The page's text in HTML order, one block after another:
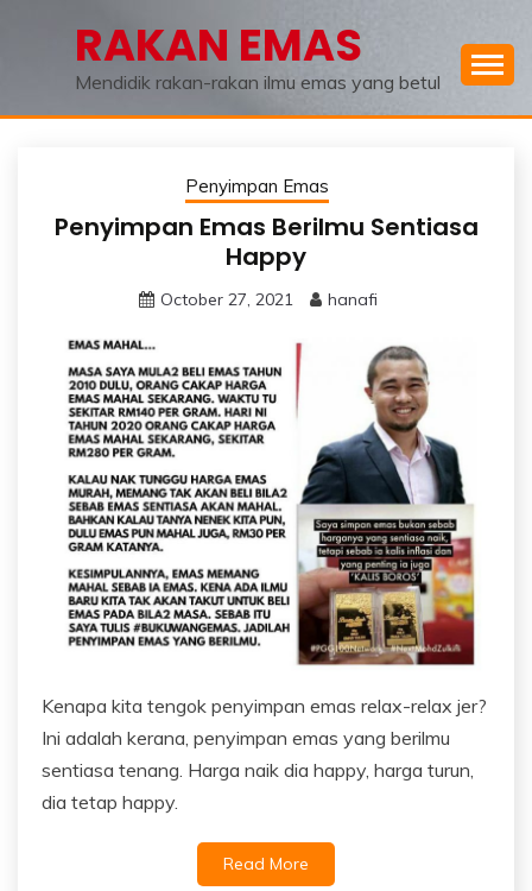
RAKAN EMAS
Mendidik rakan-rakan ilmu emas yang betul
Penyimpan Emas
Penyimpan Emas Berilmu Sentiasa
Happy
October 27, 2021 hanafi
Kenapa kita tengok penyimpan emas relax-relax jer?
Ini adalah kerana, penyimpan emas yang berilmu
sentiasa tenang. Harga naik dia happy, harga turun,
dia tetap happy.
Read More